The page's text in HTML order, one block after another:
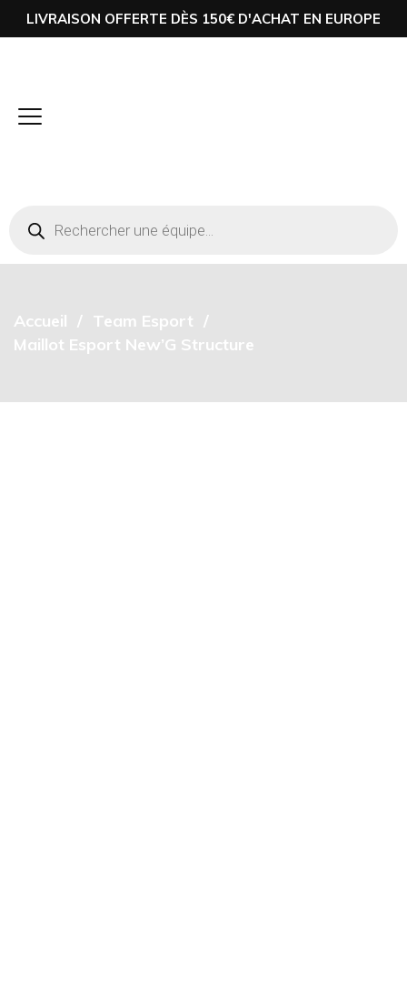
LIVRAISON OFFERTE DÈS 150€ D'ACHAT EN EUROPE
Accueil
Team Esport
Maillot Esport New’G Structure